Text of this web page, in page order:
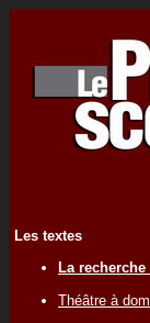
Les textes
La recherche
Théâtre à